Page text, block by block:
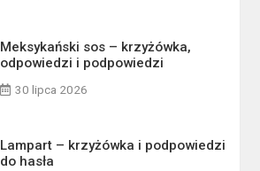
Meksykański sos – krzyżówka,
odpowiedzi i podpowiedzi
30 lipca 2026
Lampart – krzyżówka i podpowiedzi
do hasła